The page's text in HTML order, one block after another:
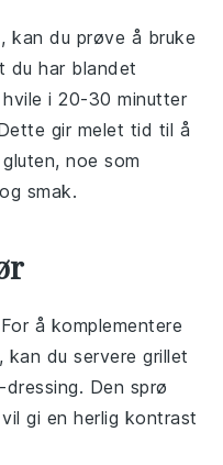
, kan du prøve å bruke
du har blandet
i 20-30 minutter
gir melet tid til å
noe som
smak.
å komplementere
, kan du serveregrillet
-dressing. Den sprø
gi en herlig kontrast